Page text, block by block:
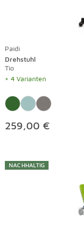
Paidi
Drehstuhl
Tio
+ 4 Varianten
259,00 €
NACHHALTIG